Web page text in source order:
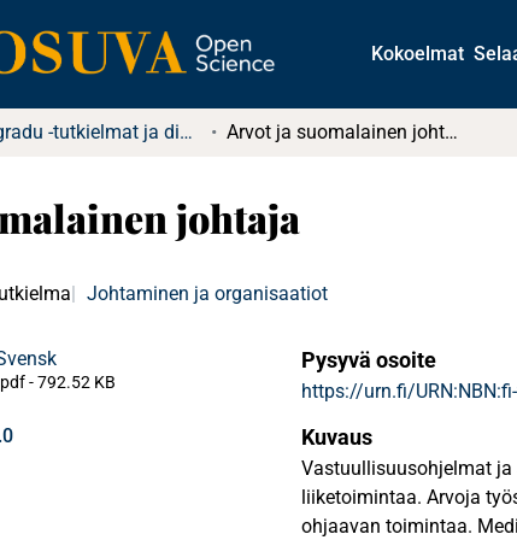
Kokoelmat
Pro gradu -tutkielmat ja diplomityöt Arvot ja suomalainen johtaja
johtaja
Johtaminen ja organisaatiot
-792.52 KB
Pysyvä osoite
https://urn.fi/
Kuvaus
Vastuullisuusohjelmat
liiketoimintaa. Arvoja
ohjaavan toimintaa.